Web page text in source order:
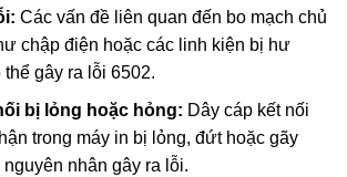
Các vấn đề liên quan đến bo mạch chủ
chập điện hoặc các linh kiện bị hư
thể gây ra lỗi 6502.
bị lỏng hoặc hỏng: Dây cáp kết nối
trong máy in bị lỏng, đứt hoặc gãy
nhân gây ra lỗi.